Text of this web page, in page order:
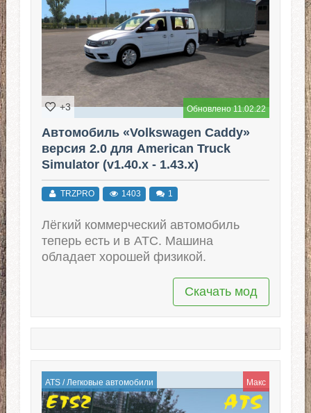
Обновлено 11.02.22
+3
Автомобиль «Volkswagen Caddy»
версия 2.0 для American Truck
Simulator (v1.40.x - 1.43.x)
TRZPRO 1403 1
Лёгкий коммерческий автомобиль
теперь есть и в АТС. Машина
обладает хорошей физикой.
Скачать мод
ATS/ Легковые автомобили Макс